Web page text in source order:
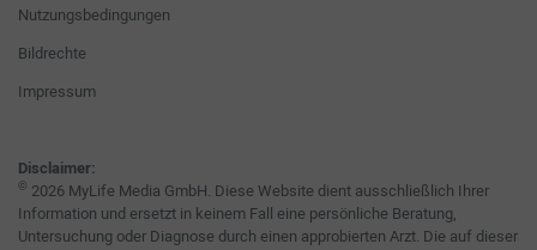
Nutzungsbedingungen
Bildrechte
Impressum
Disclaimer:
© 2026 MyLife Media GmbH. Diese Website dient ausschließlich Ihrer
Information und ersetzt in keinem Fall eine persönliche Beratung,
Untersuchung oder Diagnose durch einen approbierten Arzt. Die auf dieser